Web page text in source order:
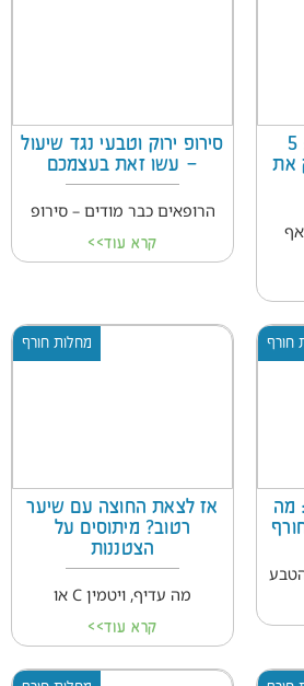
לחורף נקי ממחלות: 5
את
סירופ ירוק וטבעי נגד שיעול
– עשו זאת בעצמכם
הרופאים כבר מודים – סירופ
קרא עוד>>
חורף
מה
מחלות חורף
אז לצאת החוצה עם שיער
רטוב? מיתוסים על
הצטננות
מה עדיף, ויטמין C או
קרא עוד>>